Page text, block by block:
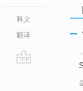
释义
翻译